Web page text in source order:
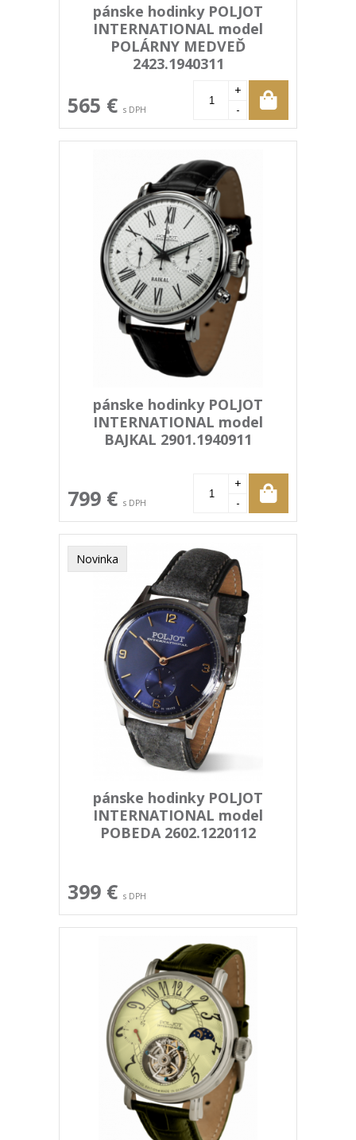
pánske hodinky POLJOT
INTERNATIONAL model
POLÁRNY MEDVEĎ
2423.1940311
565 € s DPH
+
-
pánske hodinky POLJOT
INTERNATIONAL model
BAJKAL 2901.1940911
799 € s DPH
+
-
Novinka
pánske hodinky POLJOT
INTERNATIONAL model
POBEDA 2602.1220112
399 € s DPH